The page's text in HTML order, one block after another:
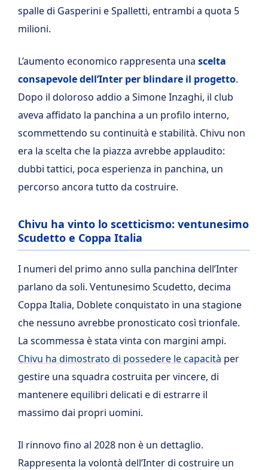
spalle di Gasperini e Spalletti, entrambi a quota 5
milioni.
L’aumento economico rappresenta una scelta
consapevole dell’Inter per blindare il progetto.
Dopo il doloroso addio a Simone Inzaghi, il club
aveva affidato la panchina a un profilo interno,
scommettendo su continuità e stabilità. Chivu non
era la scelta che la piazza avrebbe applaudito:
dubbi tattici, poca esperienza in panchina, un
percorso ancora tutto da costruire.
Chivu ha vinto lo scetticismo: ventunesimo
Scudetto e Coppa Italia
I numeri del primo anno sulla panchina dell’Inter
parlano da soli. Ventunesimo Scudetto, decima
Coppa Italia, Doblete conquistato in una stagione
che nessuno avrebbe pronosticato così trionfale.
La scommessa è stata vinta con margini ampi.
Chivu ha dimostrato di possedere le capacità per
gestire una squadra costruita per vincere, di
mantenere equilibri delicati e di estrarre il
massimo dai propri uomini.
Il rinnovo fino al 2028 non è un dettaglio.
Rappresenta la volontà dell’Inter di costruire un